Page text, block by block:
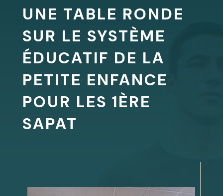
UNE TABLE RONDE
SUR LE SYSTÈME
ÉDUCATIF DE LA
PETITE ENFANCE
POUR LES 1ÈRE
SAPAT